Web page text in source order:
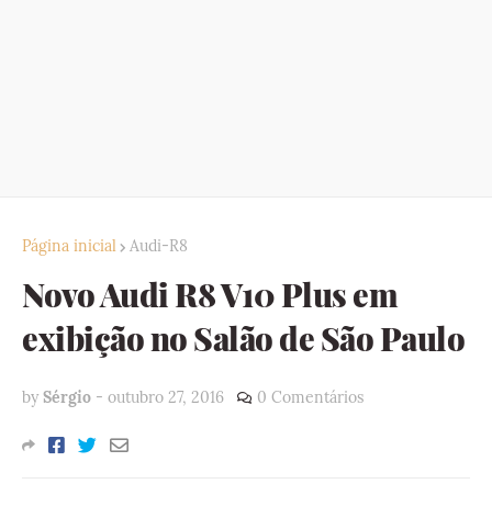
Página inicial Audi-R8
Novo Audi R8 V10 Plus em
exibição no Salão de São Paulo
by Sérgio - outubro 27, 2016 0 Comentários